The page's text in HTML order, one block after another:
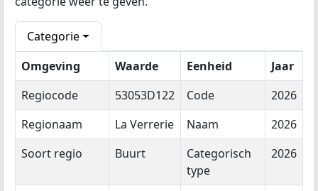
Categorie
Omgeving
Waarde Eenheid
Jaar
Regiocode
53053D122 Code
2026
Regionaam
La Verrerie Naam
2026
Soort regio
Buurt
Categorisch
type
2026